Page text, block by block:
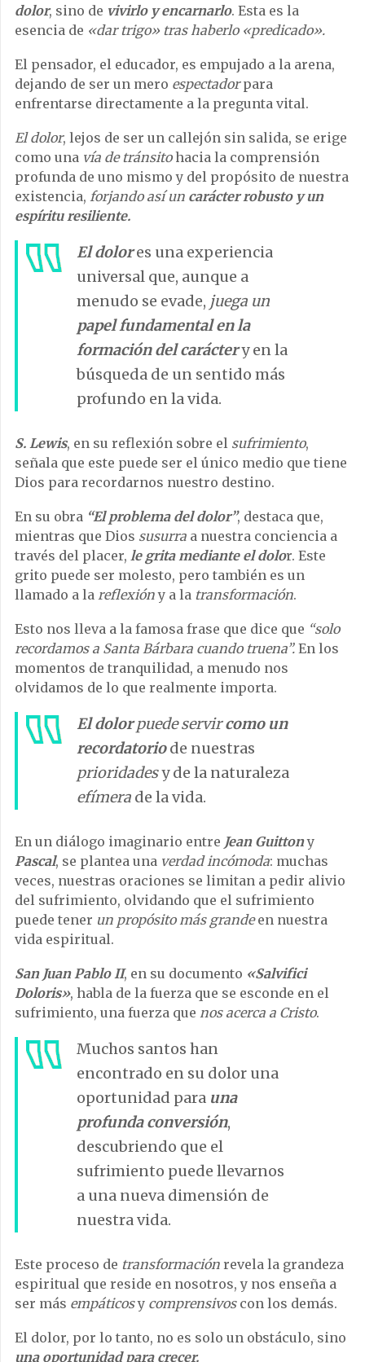
dolor, sino de vivirlo y encarnarlo. Esta es la
esencia de «dar trigo» tras haberlo «predicado».
El pensador, el educador, es empujado a la arena,
dejando de ser un mero espectadorpara
enfrentarse directamente a la pregunta vital.
El dolor, lejos de ser un callejón sin salida, se erige
como una vía de tránsitohacia la comprensión
profunda de uno mismo y del propósito de nuestra
existencia, forjando así un carácter robusto y un
espíritu resiliente.
El dolores una experiencia
universal que, aunque a
menudo se evade, juega un
papel fundamental en la
formación del caráctery en la
búsqueda de un sentido más
profundo en la vida.
S. Lewis, en su reflexión sobre el sufrimiento,
señala que este puede ser el único medio que tiene
Dios para recordarnos nuestro destino.
En su obra “El problema del dolor”, destaca que,
mientras que Dios susurra a nuestra conciencia a
través del placer, le grita mediante el dolor. Este
grito puede ser molesto, pero también es un
llamado a la reflexióny a la transformación.
Esto nos lleva a la famosa frase que dice que “solo
recordamos a Santa Bárbara cuando truena”. En los
momentos de tranquilidad, a menudo nos
olvidamos de lo que realmente importa.
El dolorpuede servircomo un
recordatoriode nuestras
prioridadesy de la naturaleza
efímera de la vida.
En un diálogo imaginario entre Jean Guittony
Pascal, se plantea una verdad incómoda: muchas
veces, nuestras oraciones se limitan a pedir alivio
del sufrimiento, olvidando que el sufrimiento
puede tener un propósito más grandeen nuestra
vida espiritual.
San Juan Pablo II, en su documento «Salvifici
Doloris», habla de la fuerza que se esconde en el
sufrimiento, una fuerza que nos acerca a Cristo.
Muchos santos han
encontrado en su dolor una
oportunidad para una
profunda conversión,
descubriendo que el
sufrimiento puede llevarnos
a una nueva dimensión de
nuestra vida.
Este proceso de transformación revela la grandeza
espiritual que reside en nosotros, y nos enseña a
ser más empáticosy comprensivoscon los demás.
El dolor, por lo tanto, no es solo un obstáculo, sino
una oportunidad para crecer.